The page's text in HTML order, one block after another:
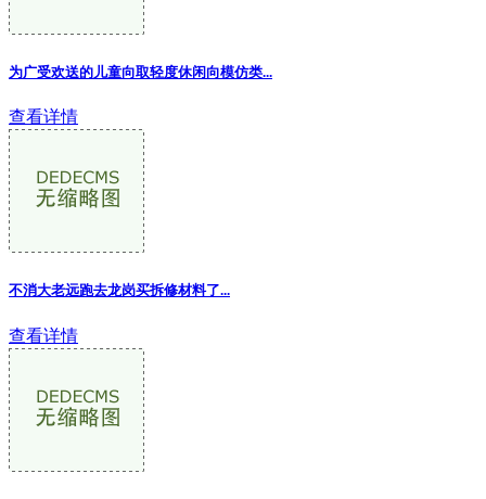
为广受欢送的儿童向取轻度休闲向模仿类...
查看详情
不消大老远跑去龙岗买拆修材料了...
查看详情